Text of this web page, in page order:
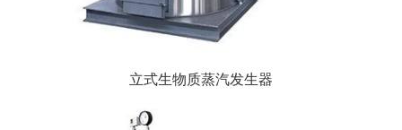
立式生物质蒸汽发生器